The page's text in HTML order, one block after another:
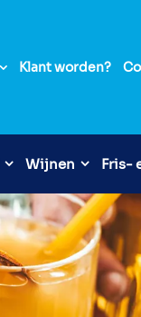
Klant worden?
Wijnen Fris-